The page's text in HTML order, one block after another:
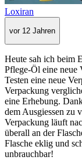
Loxiran
vor 12 Jahren
Heute sah ich beim
Pflege-Öl eine neue
Testen eine neue
Verpackung
eine Erhebung.
dem Ausgiessen zu
Verpackung läuft
überall an der
Flasche eklig und
unbrauchbar!